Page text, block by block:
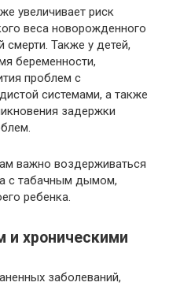
увеличивает риск
веса новорожденного
Также у детей,
беременности,
проблем с
системами, а также
задержки
важно воздерживаться
с табачным дымом,
ребенка.
и хроническими
заболеваний,